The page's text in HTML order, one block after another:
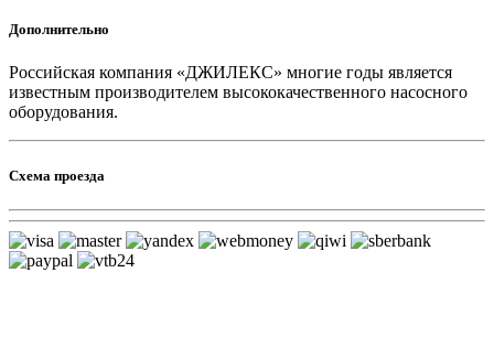
Дополнительно
Российская компания «ДЖИЛЕКС» многие годы является
известным производителем высококачественного насосного
оборудования.
Схема проезда